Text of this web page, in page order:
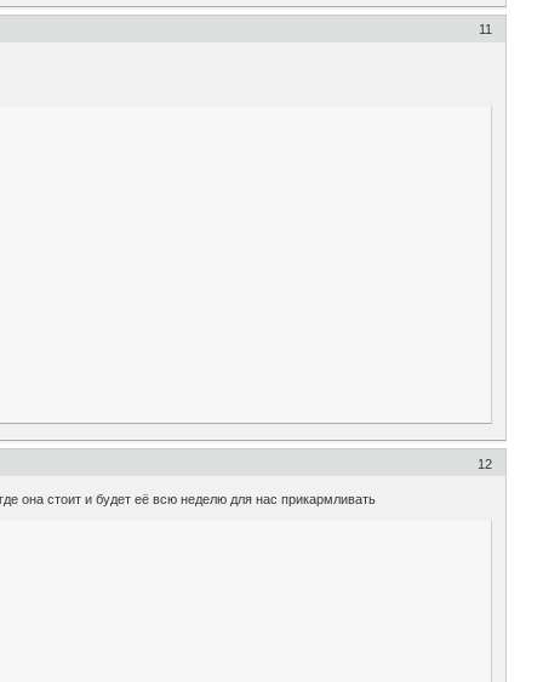
11
12
она стоит и будет её всю неделю для нас прикармливать